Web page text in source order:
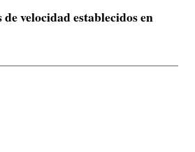
velocidad establecidos en